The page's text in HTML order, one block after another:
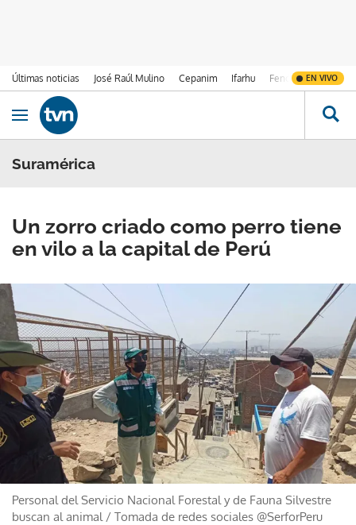
Últimas noticias José Raúl Mulino Cepanim Ifarhu Fenómeno de El
EN VIVO
Ir al contenido
Obrir navegació
Suramérica
Un zorro criado como perro tiene
en vilo a la capital de Perú
Personal del Servicio Nacional Forestal y de Fauna Silvestre
buscan al animal / Tomada de redes sociales @SerforPeru